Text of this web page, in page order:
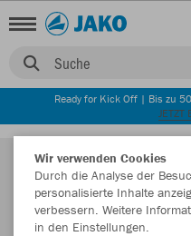
Suche
Ready for Kick Off | Bis zu
JETZT
Wir verwenden Cookies
Durch die Analyse der
personalisierte Inhalte
verbessern. Weitere
in den Einstellungen.